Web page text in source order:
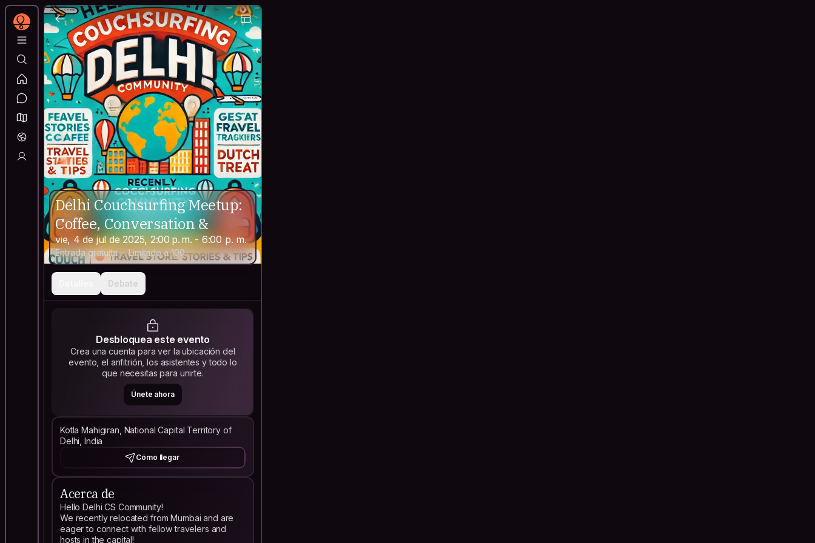
Delhi Couchsurfing Meetup:
Coffee, Conversation &
vie, 4 de jul de 2025, 2:00 p. m. - 6:00 p. m.
Entrada gratuita Limitado a 100
Debate
Desbloquea este evento
Crea una cuenta para ver la ubicación del
evento, el anfitrión, los asistentes y todo lo
que necesitas para unirte.
Únete ahora
Kotla Mahigiran, National Capital Territory of
Delhi, India
Cómo llegar
Acerca de
Hello Delhi CS Community!
We recently relocated from Mumbai and are
eager to connect with fellow travelers and
hosts in the capital!